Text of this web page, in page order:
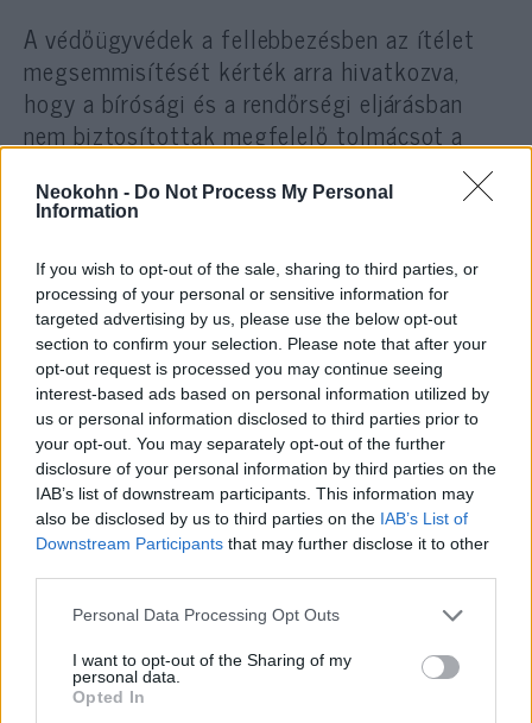
Neokohn - Do Not Process My Personal
Information
If you wish to opt-out of the sale, sharing to third parties, or
processing of your personal or sensitive information for
targeted advertising by us, please use the below opt-out
section to confirm your selection. Please note that after your
opt-out request is processed you may continue seeing
interest-based ads based on personal information utilized by
us or personal information disclosed to third parties prior to
your opt-out. You may separately opt-out of the further
disclosure of your personal information by third parties on the
IAB’s list of downstream participants. This information may
also be disclosed by us to third parties on the IAB’s List of
Downstream Participants that may further disclose it to other
Please note that this website/app uses one or more Google
not limited to your visit or usage behaviour. You may click to
grant or deny consent to Google and its third-party tags to
use your data for below specified purposes in below Google
Personal Data Processing Opt Outs
I want to opt-out of the Sharing of my
personal data.
Opted In
A védőügyvédek a fellebbezésben az ítélet
megsemmisítését kérték arra hivatkozva,
hogy a bírósági és a rendőrségi eljárásban
nem biztosítottak megfelelő tolmácsot a
hangoztatta, hogy a nőre túlságosan súlyos
büntetést szabtak ki.
Az izraeli katonai rádió jelentése szerint a
tárgyaláson a bírók ismételten azzal
szembesítették Iszakárt, hogy aláírta az
ellene szóló vádat a kábítószer-
kereskedelemről.
Benjamin Netanjahu egy szerdai, a Likud párt
elnöki székéért folytatott haifai
kampánygyűlésen megígérte Naama Iszakár
megpróbálták lecsillapítani a kedélyeket, és
azt hangsúlyozták, nem világos, hogy a
kormányfő mikor tudja elérni szabadulását.